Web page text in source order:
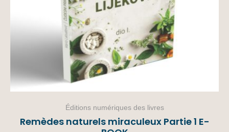
Éditions numériques des livres
Remèdes naturels miraculeux Partie 1 E-